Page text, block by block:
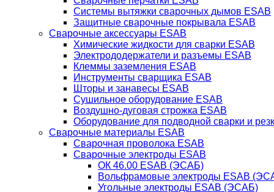
Системы вытяжки сварочных дымов ESAB
Защитные сварочные покрывала ESAB
Сварочные аксессуары ESAB
Химические жидкости для сварки ESAB
Электрододержатели и разъемы ESAB
Клеммы заземления ESAB
Инструменты сварщика ESAB
Шторы и занавесы ESAB
Сушильное оборудование ESAB
Воздушно-дуговая строжка ESAB
Оборудование для подводной сварки и
Сварочные материалы ESAB
Сварочная проволока ESAB
Сварочные электроды ESAB
ОК 46.00 ESAB (ЭСАБ)
Вольфрамовые электроды ESAB
Угольные электроды ESAB (ЭСАБ)